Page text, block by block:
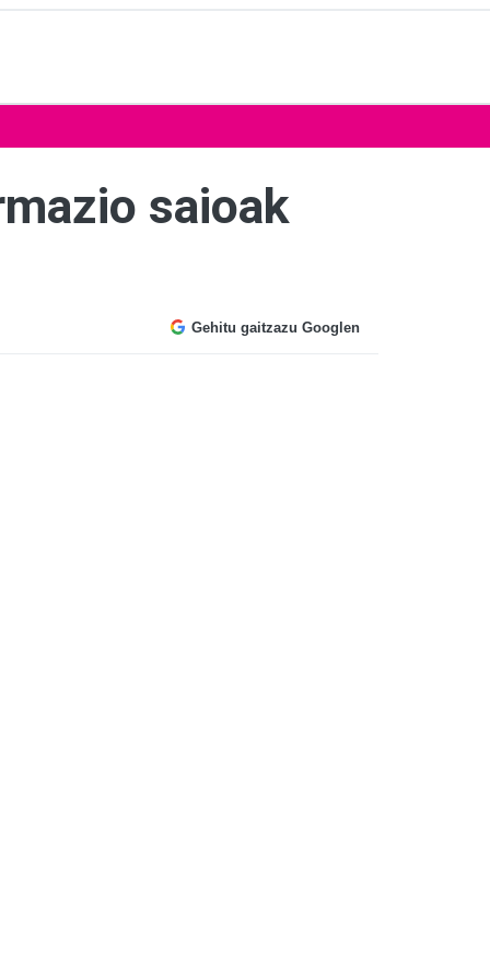
saioak
Gehitu gaitzazu Googlen